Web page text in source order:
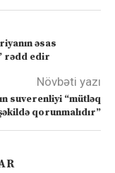
əsas
rədd edir
Növbəti yazı
suverenliyi “mütləq
qorunmalıdır”